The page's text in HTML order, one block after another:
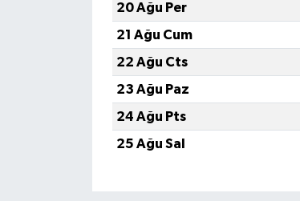
20 Ağu Per
21 Ağu Cum
22 Ağu Cts
23 Ağu Paz
24 Ağu Pts
25 Ağu Sal